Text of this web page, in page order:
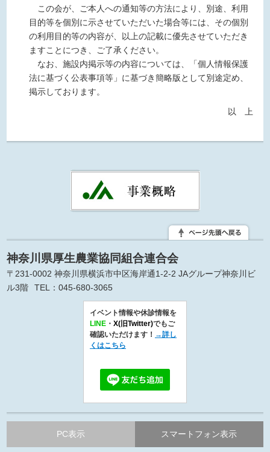
この会が、ご本人への通知等の方法により、別途、利用
目的等を個別に示させていただいた場合等には、その個別
の利用目的等の内容が、以上の記載に優先させていただき
ますことにつき、ご了承ください。
なお、施設内掲示等の内容については、「個人情報保護
法に基づく公表事項等」に基づき簡略版として別途定め、
掲示しております。
以 上
神奈川県厚生農業協同組合連合会
〒231-0002 神奈川県横浜市中区海岸通1-2-2 JAグループ神奈川ビ
ル3階
TEL：045-680-3065
イベント情報や休診情報を
LINE ・ X(旧Twitter)でもご
確認いただけます！ →詳し
くはこちら
PC表示 スマートフォン表示